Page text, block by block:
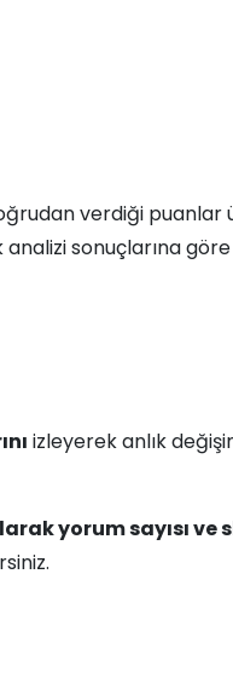
verdiği puanlar
sonuçlarına
izleyerek anlık
yorum sayısı ve